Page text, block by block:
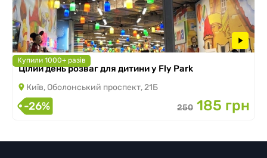
Купили 1000+ разів
Цілий день розваг для дитини у Fly Park
Київ, Оболонський проспект, 21Б
-26% 250 185 грн